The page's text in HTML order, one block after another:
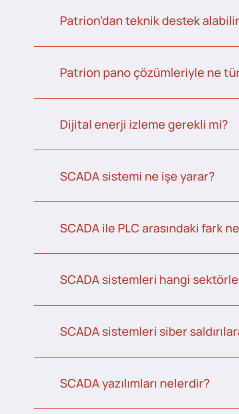
Patrion’dan teknik destek
Patrion pano çözümleriyle ne
Dijital enerji izleme gerekli mi?
SCADA sistemi ne işe yarar?
SCADA ile PLC arasındaki fark
SCADA sistemleri hangi
SCADA sistemleri siber
SCADA yazılımları nelerdir?